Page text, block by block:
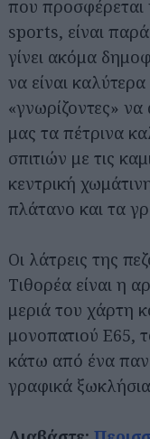
που προσφέρεται
sports, είναι
γίνει ακόμα
να είναι
«γνωρίζοντες»
μας τα πέτρινα
σπιτιών με τις
κεντρική
πλάτανο και τα
Οι λάτρεις της
Τιθορέα είναι η
μεριά του χάρτη
μονοπατιού Ε65,
κάτω από ένα
γραφικά